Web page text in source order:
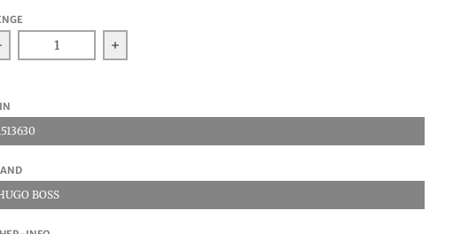
Sie die Menge für Hugo Boss 1513630 Chronograph
Erhöhen Sie die Menge für Hugo Boss 1513630
BOSS